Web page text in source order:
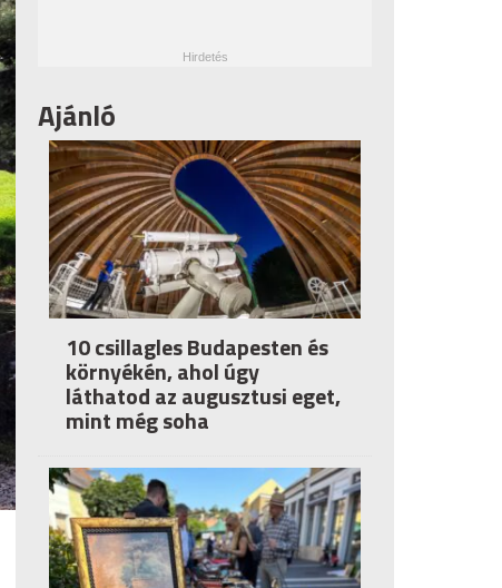
Ajánló
10 csillagles Budapesten és
környékén, ahol úgy
láthatod az augusztusi eget,
mint még soha